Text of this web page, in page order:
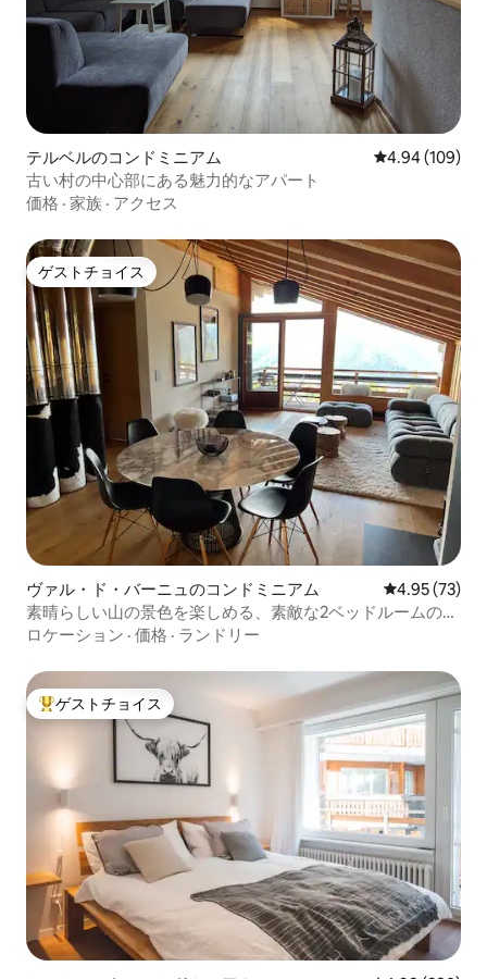
テルベルのコンドミニアム レビュー109
4.94 (109)
古い村の中心部にある魅力的なアパート
価格 · 家族 · アクセス
ゲストチョイス
ゲストチョイス
ヴァル・ド・バーニュのコンドミニアム レビュー73
4.95 (73)
素晴らしい山の景色を楽しめる、素敵な2ベッドルームのコ
ンドミニアム
ロケーション · 価格 · ランドリー
大好評のゲストチョイスです。
ゲストチョイス